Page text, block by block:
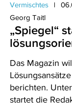
Vermischtes
Georg Taitl
„Spiegel“
Das Magazin
berichten.
startet die